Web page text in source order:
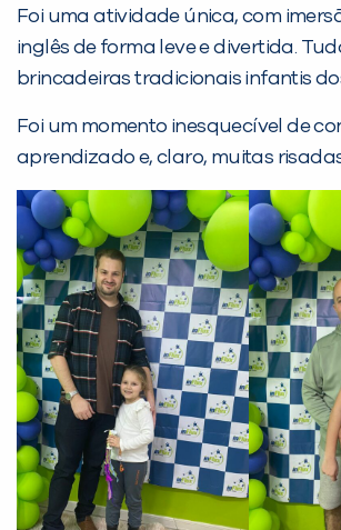
Foi uma atividade única, com
inglês de forma leve e divertida.
brincadeiras tradicionais infantis
Foi um momento inesquecível de
aprendizado e, claro, muitas
PEÇA UMA DEMONSTRAÇÃO DE
Não encontramos nenhuma
inFlux nesta cidade ou
você digitou.
Preencha com seus dados
já vamos te colocar em